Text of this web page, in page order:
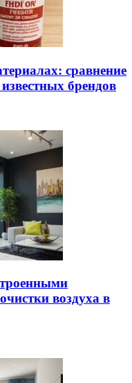
сравнение
брендов
воздуха в